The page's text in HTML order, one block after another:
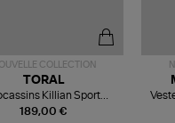
COLLECTION
189,00 €
TORAL
Killian Sport
Mousse